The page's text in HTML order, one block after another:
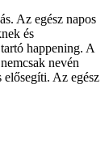
Az egész napos
és
happening. A
nevén
elősegíti. Az egész